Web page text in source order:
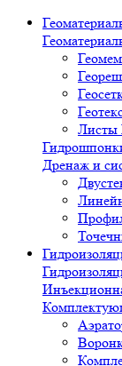
Дренаж и